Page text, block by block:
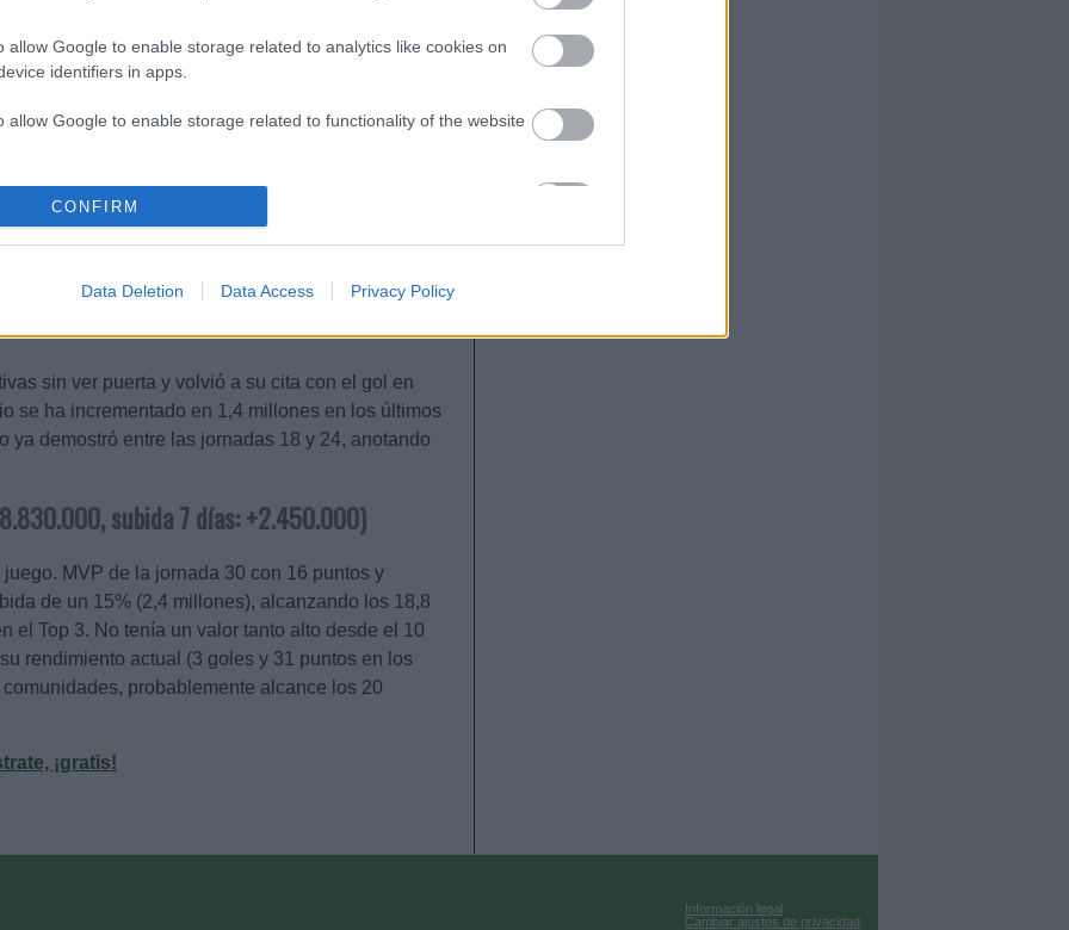
allow Google to enable storage related to analytics like cookies on
identifiers in apps.
allow Google to enable storage related to functionality of the website
allow Google to enable storage related to personalization.
allow Google to enable storage related to security, including
CONFIRM
Data Deletion Data Access Privacy Policy
Lemar se han recuperado y estarán disponibles
Madrid a Getafe. Repasamos la última hora de la
13.320.000, subida 7 días:
sin ver puerta y volvió a su cita con el gol en
se ha incrementado en 1,4 millones en los últimos
ya demostró entre las jornadas 18 y 24, anotando
subida 7 días: +2.450.000)
MVP de la jornada 30 con 16 puntos y
de un 15% (2,4 millones), alcanzando los 18,8
el Top 3. No tenía un valor tanto alto desde el 10
rendimiento actual (3 goles y 31 puntos en los
probablemente alcance los 20
¡gratis!
Información legal
Cambiar ajustes de privacidad